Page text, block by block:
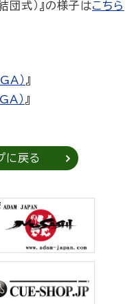
団式）』の様子はこちら
） 』
） 』
に戻る